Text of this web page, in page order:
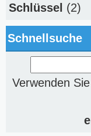
Schlüssel (2)
Schnellsuche
Verwenden